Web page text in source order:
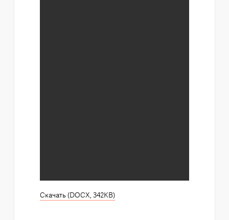
Скачать (DOCX, 342KB)